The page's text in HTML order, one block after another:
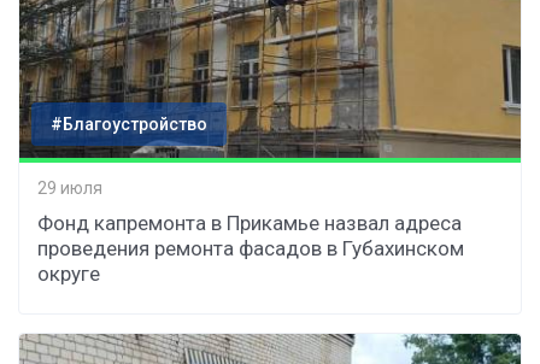
#Благоустройство
29 июля
Фонд капремонта в Прикамье назвал адреса
проведения ремонта фасадов в Губахинском
округе